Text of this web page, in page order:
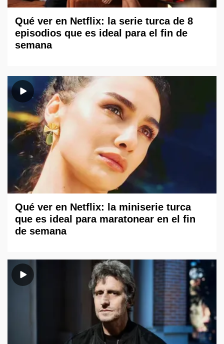
Qué ver en Netflix: la serie turca de 8
episodios que es ideal para el fin de
semana
Qué ver en Netflix: la miniserie turca
que es ideal para maratonear en el fin
de semana